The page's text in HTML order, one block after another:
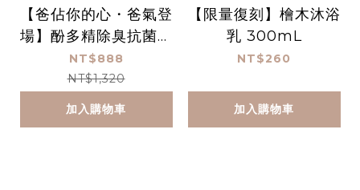
【爸佔你的心・爸氣登
場】酚多精除臭抗菌液
4900 mL雙入組+贈
空瓶*1
NT$888
NT$1,320
加入購物車
【限量復刻】檜木沐浴
乳 300mL
NT$260
加入購物車